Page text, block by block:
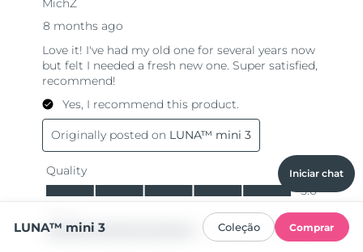
Iniciar chat
LUNA™ mini 3 Coleção Comprar